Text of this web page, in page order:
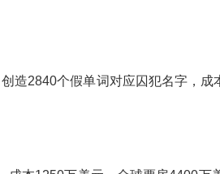
造2840个假单词对应囚犯名字，成